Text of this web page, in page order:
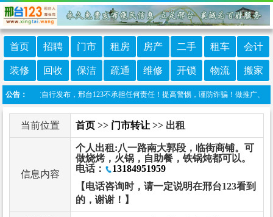
首页 招聘 门市 租房 房产 二手 租车 会计
装修 回收 保洁 疏通 维修 开锁 物流 搬家
公告：
息由网友自行发布，邢台123不承担任何责任！提高警惕，谨防诈骗！做推广、做
当前位置 首页 >> 门市转让 >> 出租
信息内容
个人出租:八一路南大郭段，临街商铺。可
做烧烤，火锅，自助餐，铁锅炖都可以。
电话：
13184951959
【电话咨询时，请一定说明在邢台123看到
的，谢谢！】